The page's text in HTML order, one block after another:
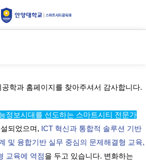
학과 홈페이지를 찾아주셔서 감사합니다.
정보시대를 선도하는 스마트시티 전문가
되었으며, ICT 혁신과 통합적 솔루션 기반
및 융합기반 실무 중심의 문제해결형 교육,
교육에 역점을 두고 있습니다. 변화하는